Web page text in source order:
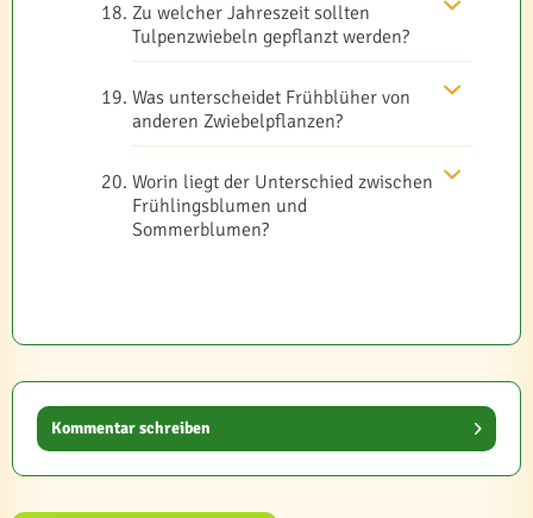
Zu welcher Jahreszeit sollten
Tulpenzwiebeln gepflanzt werden?
Was unterscheidet Frühblüher von
anderen Zwiebelpflanzen?
Worin liegt der Unterschied zwischen
Frühlingsblumen und
Sommerblumen?
Kommentar schreiben